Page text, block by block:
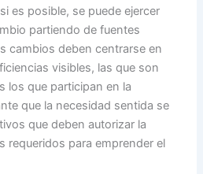
es posible, se puede ejercer
partiendo de fuentes
cambios deben centrarse en
visibles, las que son
los que participan en la
que la necesidad sentida se
que deben autorizar la
requeridos para emprender el